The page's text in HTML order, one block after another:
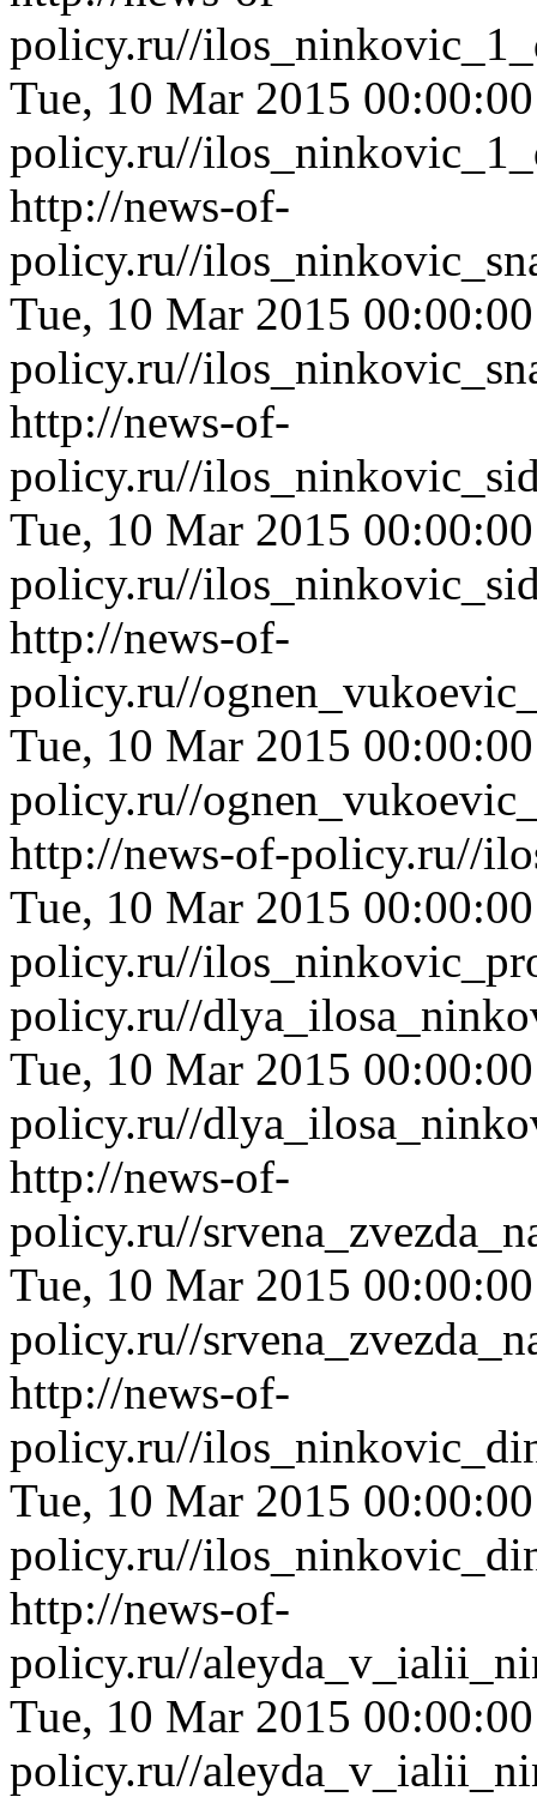
policy.ru//
Tue, 10 Mar 2015
policy.ru//
http://news-of-
policy.ru//
Tue, 10 Mar 2015
policy.ru//
http://news-of-
policy.ru//
Tue, 10 Mar 2015
policy.ru//
http://news-of-
policy.ru//
Tue, 10 Mar 2015
policy.ru//
http://news-of-policy.ru//
Tue, 10 Mar 2015
policy.ru//
policy.ru//
Tue, 10 Mar 2015
policy.ru//
http://news-of-
policy.ru//
Tue, 10 Mar 2015
policy.ru//
http://news-of-
policy.ru//
Tue, 10 Mar 2015
policy.ru//
http://news-of-
policy.ru//
Tue, 10 Mar 2015
policy.ru//